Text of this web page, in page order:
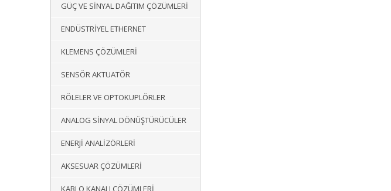
GÜÇ VE SINYAL DAĞITIM ÇÖZÜMLERI
ENDÜSTRIYEL ETHERNET
KLEMENS ÇÖZÜMLERI
SENSÖR AKTUATÖR
RÖLELER VE OPTOKUPLÖRLER
ANALOG SINYAL DÖNÜŞTÜRÜCÜLER
ENERJI ANALIZÖRLERI
AKSESUAR ÇÖZÜMLERI
KABLO KANALI ÇÖZÜMLERI